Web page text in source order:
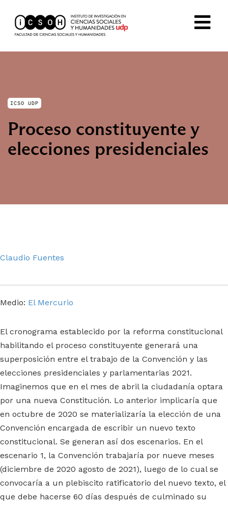
ICSO UDP
Proceso constituyente y
elecciones presidenciales
Claudio Fuentes
Medio: El Mercurio
El cronograma establecido por la reforma constitucional
habilitando el proceso constituyente generará una
superposición entre el trabajo de la Convención y las
elecciones presidenciales y parlamentarias 2021.
Imaginemos que en el mes de abril la ciudadanía optara
por una nueva Constitución. Lo anterior implicaría que
en octubre de 2020 se materializaría la elección de una
Convención encargada de escribir un nuevo texto
constitucional. Se generan así dos escenarios. En el
escenario 1, la Convención trabajaría por nueve meses
(diciembre de 2020 agosto de 2021), luego de lo cual se
convocaría a un plebiscito ratificatorio del nuevo texto, el
que debe hacerse 60 días después de culminado su